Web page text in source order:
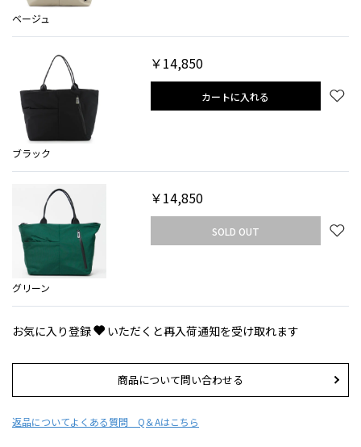
ベージュ
ブラック
￥14,850
カートに入れる
グリーン
￥14,850
SOLD OUT
お気に入り登録 いただくと再入荷通知を受け取れます
商品について問い合わせる
返品についてよくある質問 Q＆Aはこちら